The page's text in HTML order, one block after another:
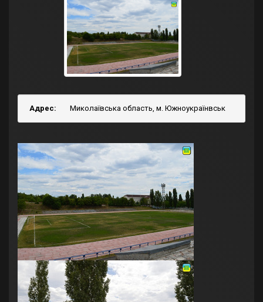
Адрес: Миколаївська область, м. Южноукраїнвськ